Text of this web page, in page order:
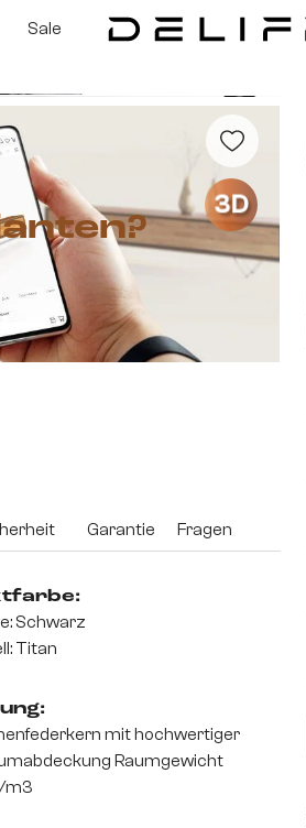
Sale
3D
Garantie Fragen
Schwarz
Titan
mit hochwertiger
Raumgewicht
m3